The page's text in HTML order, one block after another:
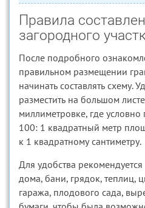
Правила
загородного
После подробного
правильном размещении
начинать составлять схему.
разместить на большом
миллиметровке, где
100: 1 квадратный метр
к 1 квадратному сантиметру.
Для удобства
дома, бани, грядок, теплиц,
гаража, плодового сада,